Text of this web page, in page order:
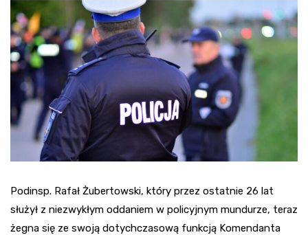
Podinsp. Rafał Żubertowski, który przez ostatnie 26 lat
służył z niezwykłym oddaniem w policyjnym mundurze, teraz
żegna się ze swoją dotychczasową funkcją Komendanta